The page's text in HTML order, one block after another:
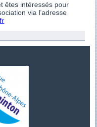
êtes intéressés pour
via l’adresse